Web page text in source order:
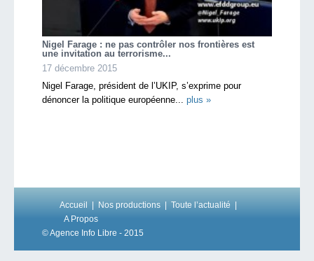
Nigel Farage : ne pas contrôler nos frontières est
une invitation au terrorisme...
17 décembre 2015
Nigel Farage, président de l’UKIP, s’exprime pour
dénoncer la politique européenne... plus »
Accueil Nos productions
Toute l’actualité
A Propos
© Agence Info Libre - 2015